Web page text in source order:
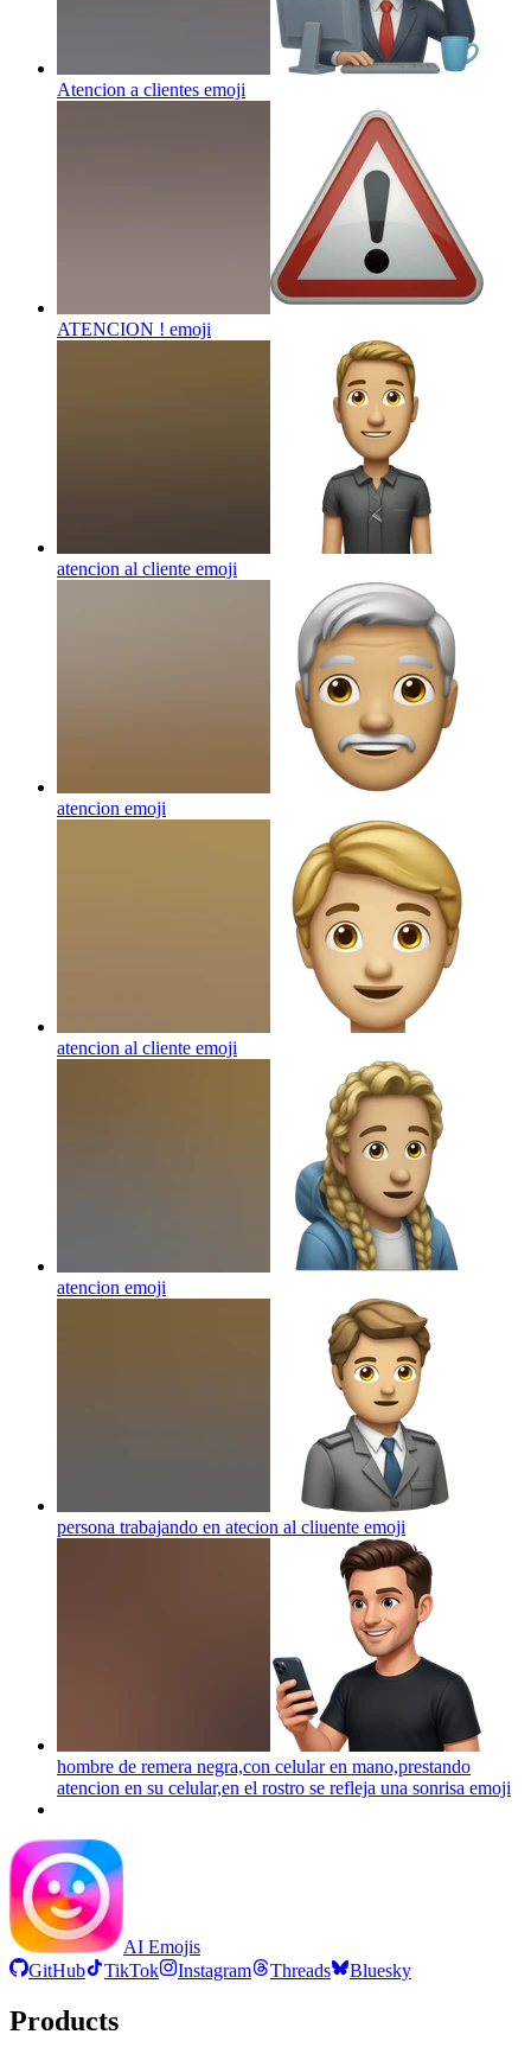
Atencion a clientes emoji
ATENCION ! emoji
atencion al cliente emoji
atencion emoji
atencion al cliente emoji
atencion emoji
persona trabajando en atecion al cliuente emoji
hombre de remera negra,con celular en mano,prestando
atencion en su celular,en el rostro se refleja una sonrisa emoji
AI Emojis
GitHub
TikTok Instagram Threads Bluesky
Products